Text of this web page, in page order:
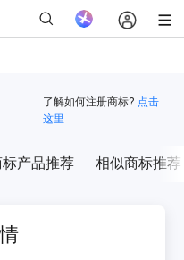
了解如何注册商标? 点击
这里
产品推荐 相似商标推荐